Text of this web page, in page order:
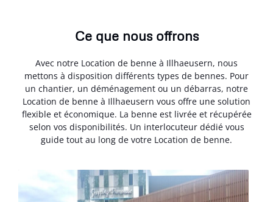
Ce que nous offrons
Avec notre Location de benne à Illhaeusern, nous
mettons à disposition différents types de bennes. Pour
un chantier, un déménagement ou un débarras, notre
Location de benne à Illhaeusern vous offre une solution
flexible et économique. La benne est livrée et récupérée
selon vos disponibilités. Un interlocuteur dédié vous
guide tout au long de votre Location de benne.